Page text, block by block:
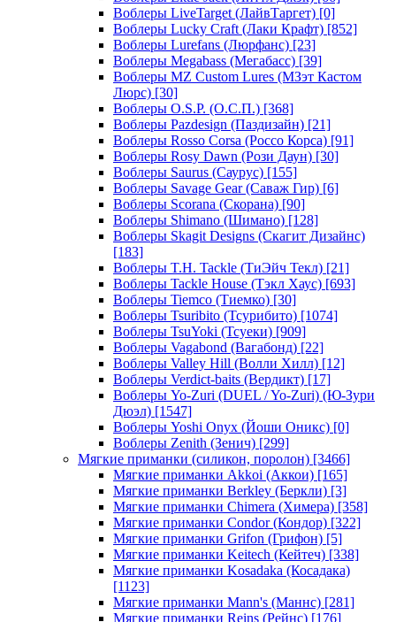
Воблеры LiveTarget (ЛайвТаргет) [0]
Воблеры Lucky Craft (Лаки Крафт) [852]
Воблеры Lurefans (Люрфанс) [23]
Воблеры Megabass (Мегабасс) [39]
Воблеры MZ Custom Lures (МЗэт Кастом
Люрс) [30]
Воблеры O.S.P. (О.С.П.) [368]
Воблеры Pazdesign (Паздизайн) [21]
Воблеры Rosso Corsa (Россо Корса) [91]
Воблеры Rosy Dawn (Рози Даун) [30]
Воблеры Saurus (Саурус) [155]
Воблеры Savage Gear (Саваж Гир) [6]
Воблеры Scorana (Скорана) [90]
Воблеры Shimano (Шимано) [128]
Воблеры Skagit Designs (Скагит Дизайнс)
[183]
Воблеры T.H. Tackle (ТиЭйч Текл) [21]
Воблеры Tackle House (Тэкл Хаус) [693]
Воблеры Tiemco (Тиемко) [30]
Воблеры Tsuribito (Тсурибито) [1074]
Воблеры TsuYoki (Тсуеки) [909]
Воблеры Vagabond (Вагабонд) [22]
Воблеры Valley Hill (Волли Хилл) [12]
Воблеры Verdict-baits (Вердикт) [17]
Воблеры Yo-Zuri (DUEL / Yo-Zuri) (Ю-Зури
Дюэл) [1547]
Воблеры Yoshi Onyx (Йоши Оникс) [0]
Воблеры Zenith (Зенич) [299]
Мягкие приманки (силикон, поролон) [3466]
Мягкие приманки Akkoi (Аккои) [165]
Мягкие приманки Berkley (Беркли) [3]
Мягкие приманки Chimera (Химера) [358]
Мягкие приманки Condor (Кондор) [322]
Мягкие приманки Grifon (Грифон) [5]
Мягкие приманки Keitech (Кейтеч) [338]
Мягкие приманки Kosadaka (Косадака)
[1123]
Мягкие приманки Mann's (Маннс) [281]
Мягкие приманки Reins (Рейнс) [176]